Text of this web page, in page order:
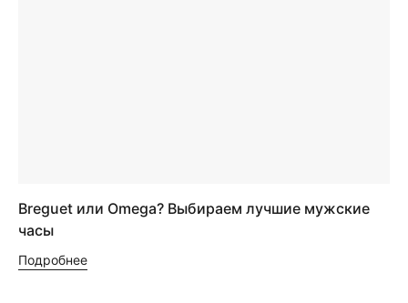
Breguet или Omega? Выбираем лучшие мужские
часы
Подробнее